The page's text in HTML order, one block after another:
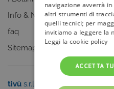
Info & News
faq
Sitemap
tivù s.r.l.
navigazione avverrà
altri strumenti di
quelli tecnici; per
invitiamo a leggere la
Leggi la cookie policy
ACCETTA